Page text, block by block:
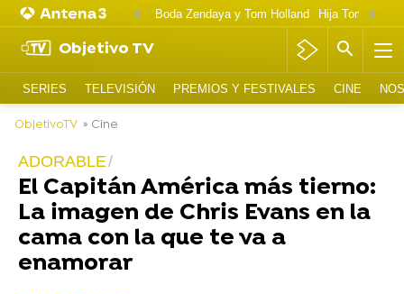
Boda Zendaya y Tom Holland Hija Tom
Objetivo TV
SERIES TELEVISIÓN PREMIOS Y FESTIVALES CINE
ObjetivoTV » Cine
ADORABLE
El Capitán América más tierno:
La imagen de Chris Evans en la
cama con la que te va a
enamorar